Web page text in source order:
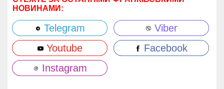
НОВИНАМИ:
Telegram
Viber
Youtube
Facebook
Instagram